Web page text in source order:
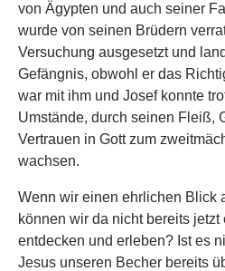
von Ägypten und auch seiner
wurde von seinen Brüdern
Versuchung ausgesetzt und
Gefängnis, obwohl er das
war mit ihm und Josef konnte
Umstände, durch seinen Fleiß,
Vertrauen in Gott zum
wachsen.
Wenn wir einen ehrlichen Blick
können wir da nicht bereits jetzt
entdecken und erleben? Ist es
Jesus unseren Becher bereits